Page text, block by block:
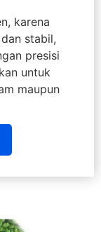
karena
stabil,
presisi
untuk
maupun